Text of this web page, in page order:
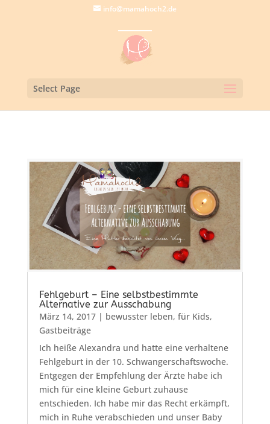
info@mamahoch2.de
Select Page
Fehlgeburt – Eine selbstbestimmte
Alternative zur Ausschabung
März 14, 2017| bewusster leben, für Kids,
Gastbeiträge
Ich heiße Alexandra und hatte eine verhaltene
Fehlgeburt in der 10. Schwangerschaftswoche.
Entgegen der Empfehlung der Ärzte habe ich
mich für eine kleine Geburt zuhause
entschieden. Ich habe mir das Recht erkämpft,
mich in Ruhe verabschieden und unser Baby